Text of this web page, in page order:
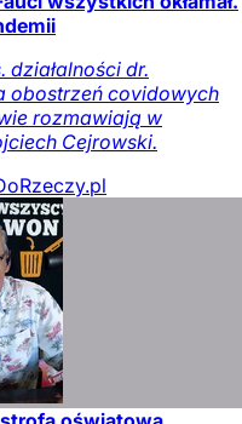
dr.
obostrzeń covidowych
rozmawiają w
Cejrowski.